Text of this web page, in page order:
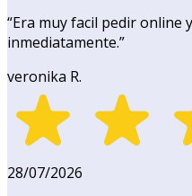
“Era muy facil pedir online
inmediatamente.”
veronika R.
28/07/2026